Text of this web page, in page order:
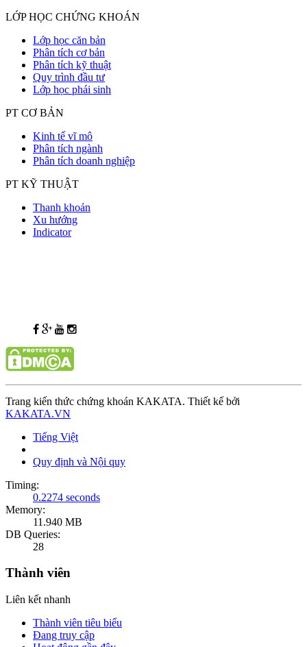
LỚP HỌC CHỨNG KHOÁN
Lớp học căn bản
Phân tích cơ bản
Phân tích kỹ thuật
Quy trình đầu tư
Lớp học phái sinh
PT CƠ BẢN
Kinh tế vĩ mô
Phân tích ngành
Phân tích doanh nghiệp
PT KỸ THUẬT
Thanh khoản
Xu hướng
Indicator
Trang kiến thức chứng khoán KAKATA. Thiết kế bởi
KAKATA.VN
Tiếng Việt
Quy định và Nội quy
Timing:
0.2274 seconds
Memory:
11.940 MB
DB Queries:
28
Thành viên
Liên kết nhanh
Thành viên tiêu biểu
Đang truy cập